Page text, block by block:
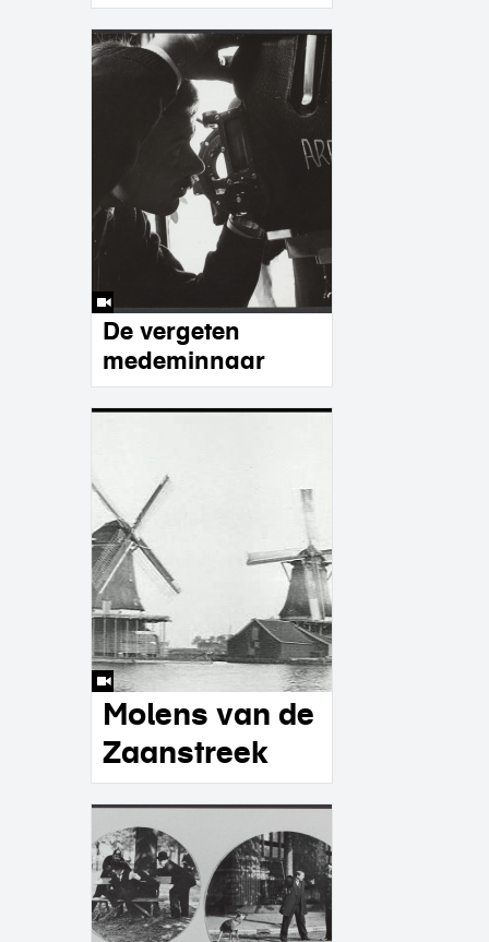
De vergeten
medeminnaar
Molens van de
Zaanstreek